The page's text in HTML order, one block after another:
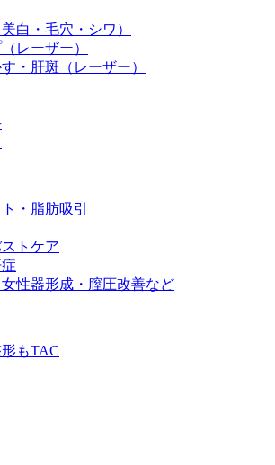
白・毛穴・シワ）
レーザー）
・肝斑（レーザー）
・脂肪吸引
トケア
性器形成・膣圧改善など
もTAC